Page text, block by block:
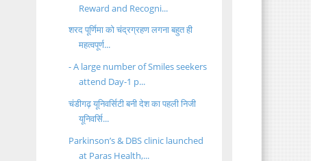
Reward and Recogni...
शरद पूर्णिमा को चंद्रग्रहण लगना बहुत ही
महत्वपूर्ण...
- A large number of Smiles seekers
attend Day-1 p...
चंडीगढ़ यूनिवर्सिटी बनी देश का पहली निजी
यूनिवर्सि...
Parkinson’s & DBS clinic launched
at Paras Health,...